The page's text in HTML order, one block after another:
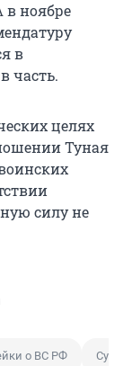
в ноябре
в
часть.
целях
Туная
силу не
о ВС РФ Суд